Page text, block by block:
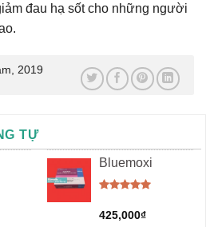
đau hạ sốt cho những người
2019
TỰ
Bluemoxi
hạng5.00
5 sao
425,000₫